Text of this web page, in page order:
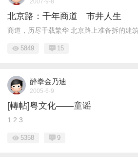
2007-9-8
北京路：千年商道 市井人生
商道，历尽千载繁华 北京路上准备拆的建
5849 15
醉拳金乃迪
2005-6-9
[轉帖]粤文化——童谣
1 2 3
5358 9